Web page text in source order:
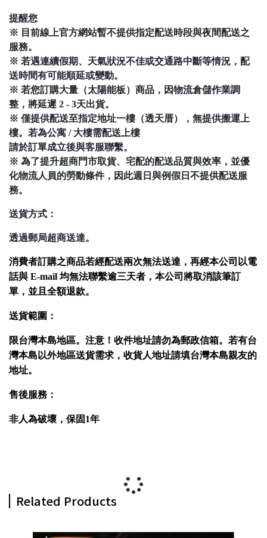
提醒您
※ 目前線上官方網站暫不提供指定配送時段與夜間配送之
服務。
※ 若遇連續假期、天氣狀況不佳或交通路中斷等情況，配
送時間有可能順延或變動。
※ 若您訂購大量（太陽能板）商品，因物流倉儲作業調
整，將延遲 2 - 3天出貨。
※ 僅提供配送至指定地址一樓（透天厝），無提供搬運上
樓。若為公寓 / 大樓需配送上樓
請於訂單成立後與客服聯繫。
※ 為了提升超商門市取貨、宅配的配送品質與效率，並優
化物流人員的勞動條件，因此週日與例假日不提供配送服
務。
送貨方式：
透過郵局超商送達。
消費者訂購之商品若經配送兩次無法送達，再經本公司以電
話與 E-mail 均無法聯繫逾三天者，本公司將取消該筆訂
單，並且全額退款。
送貨範圍：
限台灣本島地區。注意！收件地址請勿為郵政信箱。若有台
灣本島以外地區送貨需求，收貨人地址請填台灣本島親友的
地址。
售後服務：
非人為破壞，保固1年
Related Products